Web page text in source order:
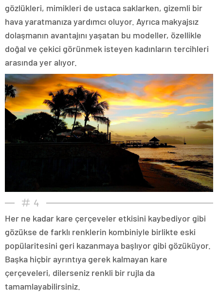
gözlükleri, mimikleri de ustaca saklarken, gizemli bir
hava yaratmanıza yardımcı oluyor. Ayrıca makyajsız
dolaşmanın avantajını yaşatan bu modeller, özellikle
doğal ve çekici görünmek isteyen kadınların tercihleri
arasında yer alıyor.
4
Her ne kadar kare çerçeveler etkisini kaybediyor gibi
gözükse de farklı renklerin kombiniyle birlikte eski
popülaritesini geri kazanmaya başlıyor gibi gözüküyor.
Başka hiçbir ayrıntıya gerek kalmayan kare
çerçeveleri, dilerseniz renkli bir rujla da
tamamlayabilirsiniz.